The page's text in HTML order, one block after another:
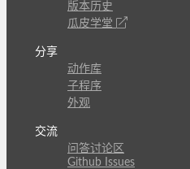
版本历史
瓜皮学堂
分享
动作库
子程序
外观
交流
问答讨论区
Github Issues